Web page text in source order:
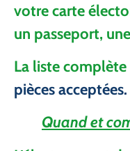
votre carte
un passeport,
La liste
pièces acceptées.
Quand et